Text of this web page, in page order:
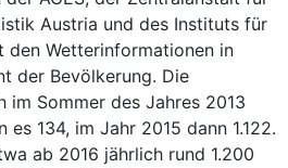
Austria und des Instituts für
den Wetterinformationen in
der Bevölkerung. Die
Sommer des Jahres 2013
134, im Jahr 2015 dann 1.122.
ab 2016 jährlich rund 1.200